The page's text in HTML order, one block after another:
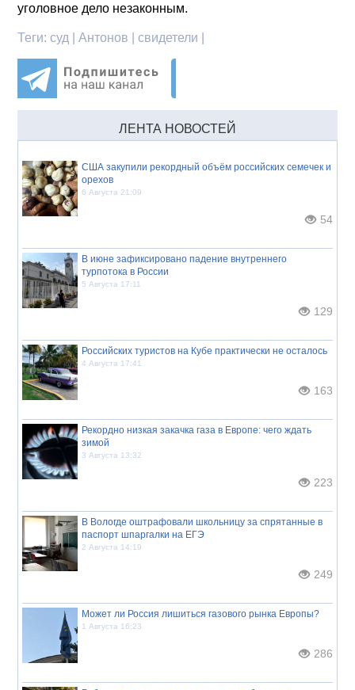
уголовное дело незаконным.
Теги:суд | Антонов | свидетели |
ЛЕНТА НОВОСТЕЙ
США закупили рекордный объём российских семечек и
орехов
6 Августа 21:09
54
В июне зафиксировано падение внутреннего
турпотока в России
5 Августа 17:11
129
Российских туристов на Кубе практически не осталось
4 Августа 17:41
163
Рекордно низкая закачка газа в Европе: чего ждать
зимой
3 Августа 13:32
223
В Вологде оштрафовали школьницу за спрятанные в
паспорт шпаргалки на ЕГЭ
2 Августа 14:19
249
Может ли Россия лишиться газового рынка Европы?
1 Августа 16:23
286